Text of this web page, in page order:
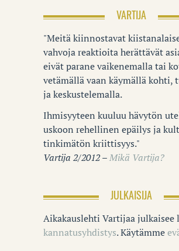
VARTIJA
"Meitä kiinnostavat
vahvoja reaktioita herättävät
eivät parane vaikenemalla tai
vetämällä vaan käymällä kohti,
ja keskustelemalla.
Ihmisyyteen kuuluu hävytön
uskoon rehellinen epäilys ja
tinkimätön kriittisyys."
Vartija 2/2012 –Mikä Vartija?
JULKAISIJA
Aikakauslehti Vartijaa julkaisee
kannatusyhdistys. Käytämme